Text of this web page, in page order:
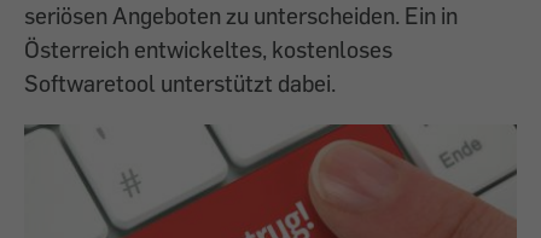
seriösen Angeboten zu unterscheiden. Ein in
Österreich entwickeltes, kostenloses
Softwaretool unterstützt dabei.